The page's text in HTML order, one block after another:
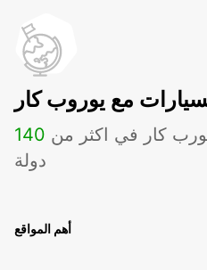
مع يوروب كار
كار في اكثر من 140
دولة
أهم المواقع